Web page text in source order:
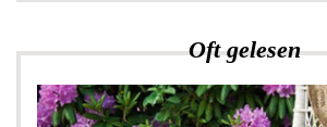
Oft gelesen